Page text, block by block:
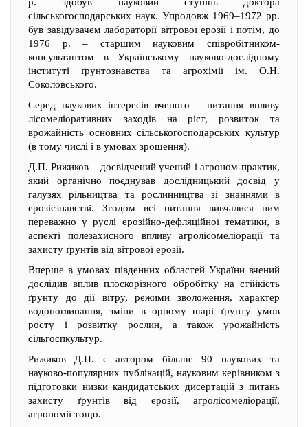
сільськогосподарських наук. Упродовж 1969–1972 рр.
був завідувачем лабораторії вітрової ерозії і потім, до
1976 р. – старшим науковим співробітником-
консультантом в Українському науково-дослідному
інституті ґрунтознавства та агрохімії ім. О.Н.
Соколовського.
Серед наукових інтересів вченого – питання впливу
лісомеліоративних заходів на ріст, розвиток та
врожайність основних сільськогосподарських культур
(в тому числі і в умовах зрошення).
Д.П. Рижиков – досвідчений учений і агроном-практик,
який органічно поєднував дослідницький досвід у
галузях рільництва та рослинництва зі знаннями в
ерозієзнавстві. Згодом всі питання вивчалися ним
переважно у руслі ерозійно-дефляційної тематики, в
аспекті полезахисного впливу агролісомеліорації та
захисту ґрунтів від вітрової ерозії.
Вперше в умовах південних областей України вчений
дослідив вплив плоскорізного обробітку на стійкість
ґрунту до дії вітру, режими зволоження, характер
водопоглинання, зміни в орному шарі ґрунту умов
росту і розвитку рослин, а також урожайність
сільгоспкультур.
Рижиков Д.П. є автором більше 90 наукових та
науково-популярних публікацій, науковим керівником з
підготовки низки кандидатських дисертацій з питань
захисту ґрунтів від ерозії, агролісомеліорації,
агрономії тощо.